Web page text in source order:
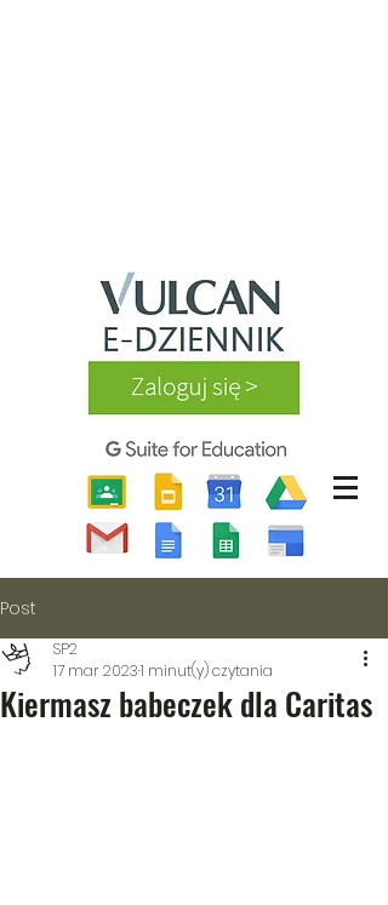
Post
Kiermasz babeczek dla Caritas
SP2
17 mar 20231 minut(y) czytania